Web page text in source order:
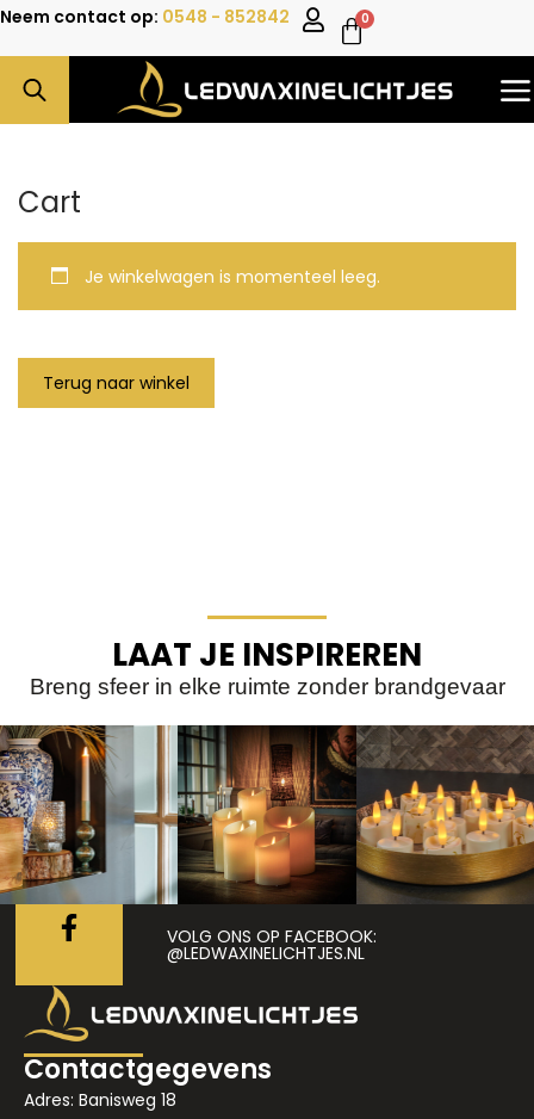
Neem contact op: 0548 - 852842 0
Cart
Je winkelwagen is momenteel leeg.
Terug naar winkel
LAAT JE INSPIREREN
Breng sfeer in elke ruimte zonder brandgevaar
VOLG ONS OP FACEBOOK:
@LEDWAXINELICHTJES.NL
Contactgegevens
Adres: Banisweg 18